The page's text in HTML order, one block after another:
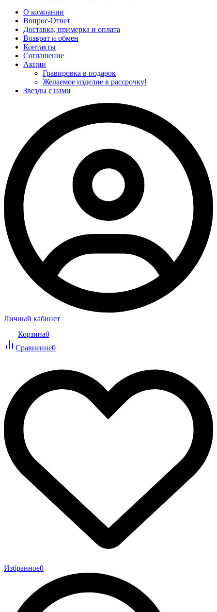
О компании
Вопрос-Ответ
Доставка, примерка и оплата
Возврат и обмен
Контакты
Соглашение
Акции
Гравировка в подарок
Желаемое изделие в рассрочку!
Звезды с нами
Личный кабинет
Корзина0
Сравнение0
Избранное0